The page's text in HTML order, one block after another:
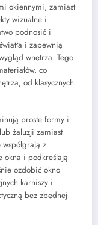
okiennymi, zamiast
wizualne i
podnosić i
i zapewnią
wnętrza. Tego
co
od klasycznych
proste formy i
żaluzji zamiast
z
okna i podkreślają
ozdobić okno
karniszy i
bez zbędnej